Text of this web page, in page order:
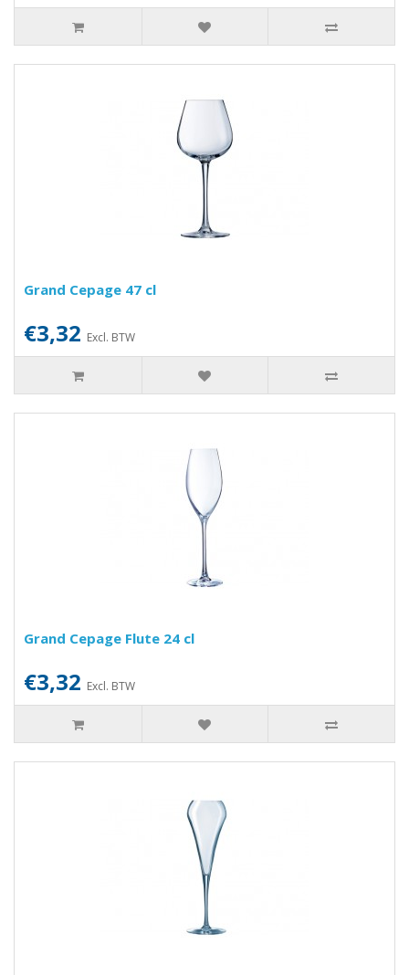
Grand Cepage 47 cl
€3,32 Excl. BTW
Grand Cepage Flute 24 cl
€3,32 Excl. BTW